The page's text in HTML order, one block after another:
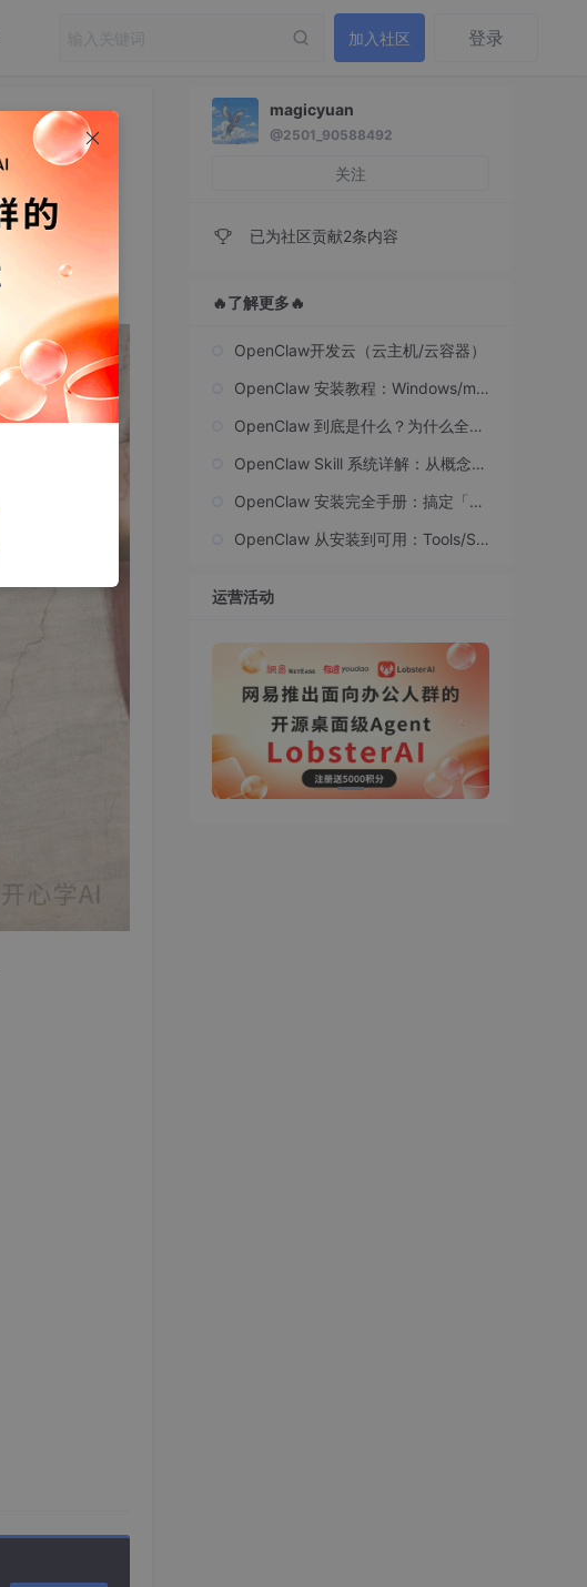
加入社区 登录
magicyuan
@2501_90588492
关注
已为社区贡献2条内容
🔥了解更多🔥
OpenClaw开发云（云主机/云容器）
OpenClaw 安装教程：Windows/ma
cOS/Linux 全平台保姆级指南
OpenClaw 到底是什么？为什么全网
OpenClaw Skill 系统详解：从概念到
实战，轻松上手自定义技能开发
OpenClaw 安装完全手册：搞定「龙
虾」顺便带走 5 个超强插件
OpenClaw 从安装到可用：Tools/Ski
运营活动